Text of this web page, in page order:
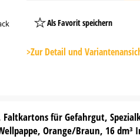
Als Favorit speichern
Button
>Zur Detail und
für Gefahrgut,
Orange/Braun, 16 dm³